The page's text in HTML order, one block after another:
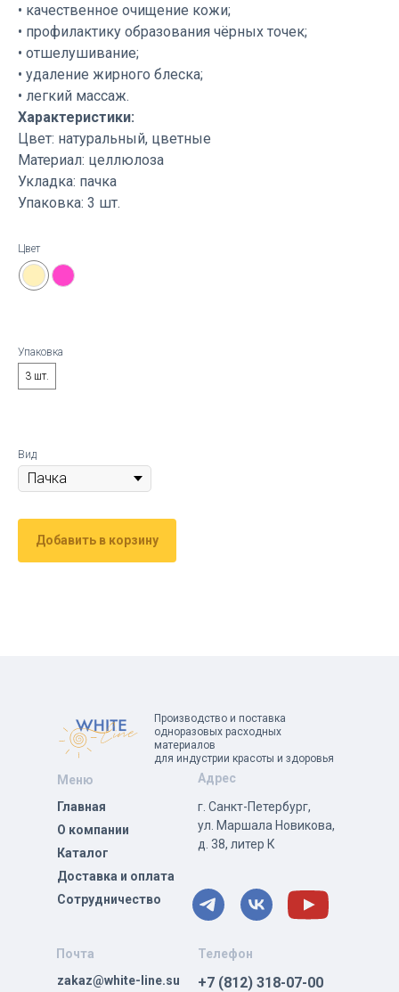
Цвет
Упаковка
3 шт.
Вид
Добавить в корзину
• качественное очищение кожи;
• профилактику образования чёрных точек;
• отшелушивание;
• удаление жирного блеска;
• легкий массаж.
Характеристики:
Цвет: натуральный, цветные
Материал: целлюлоза
Укладка: пачка
Упаковка: 3 шт.
Производство и поставка
одноразовых расходных
материалов
для индустрии красоты и здоровья
Меню
Почта
Адрес
Телефон
О компании
Каталог
Доставка и оплата
Сотрудничество
г. Санкт-Петербург,
ул. Маршала Новикова,
д. 38, литер К
zakaz@white-line.su +7 (812) 318-07-00
Главная